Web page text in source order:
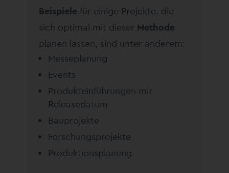
Beispiele für einige Projekte, die
sich optimal mit dieser Methode
planen lassen, sind unter anderem:
Messeplanung
Events
Produkteinführungen mit
Releasedatum
Bauprojekte
Forschungsprojekte
Produktionsplanung